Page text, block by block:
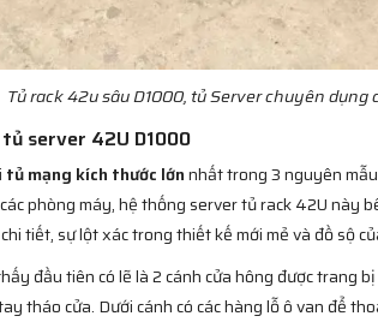
Tủ rack 42u sâu D1000, tủ Server chuyên dụng
server 42U D1000
tủ mạng kích thước lớnnhất trong 3 nguyên mẫu
phòng máy, hệ thống server tủ rack 42U này
tiết, sự lột xác trong thiết kế mới mẻ và đồ sộ
đầu tiên có lẽ là 2 cánh cửa hông được trang
tháo cửa. Dưới cánh có các hàng lỗ ô van để